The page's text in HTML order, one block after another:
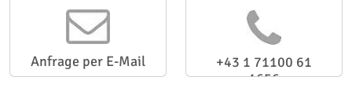
Anfrage per E-Mail
+43 1 71100 61
1656